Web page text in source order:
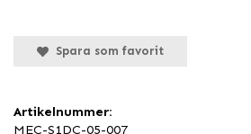
Spara som favorit
Artikelnummer:
MEC-S1DC-05-007